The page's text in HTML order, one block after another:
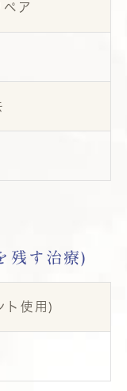
ペア
残す治療)
ト使用)